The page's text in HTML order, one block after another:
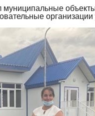
муниципальные